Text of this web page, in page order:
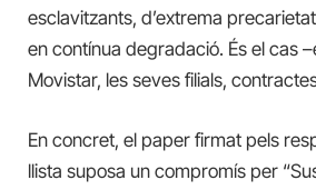
esclavitzants, d’extrema
en contínua degradació. És el cas
Movistar, les seves filials,
En concret, el paper firmat pels
llista suposa un compromís per